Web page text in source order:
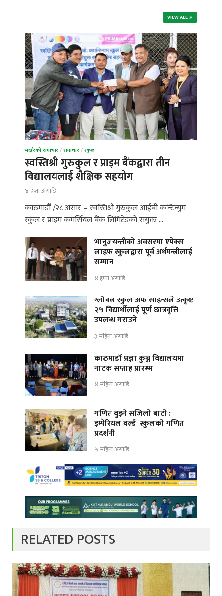
VIEW ALL
भर्खरको समाचार/समाचार/स्कुल
स्वस्तिश्री गुरुकुल र प्राइम बैंकद्वारा तीन
विद्यालयलाई शैक्षिक सहयोग
४ हप्ता अगाडि
काठमाडौँ /२८ असार – स्वस्तिश्री गुरुकुल आईबी कन्टिन्युम
स्कुल र प्राइम कमर्सियल बैंक लिमिटेडको संयुक्त …
भानुजयन्तीको अवसरमा एपेक्स
लाइफ स्कुलद्वारा पूर्व अर्थमन्त्रीलाई
सम्मान
४ हप्ता अगाडि
ग्लोबल स्कुल अफ साइन्सले उत्कृष्ट
२५ विद्यार्थीलाई पूर्ण छात्रवृत्ति
उपलब्ध गराउने
३ महिना अगाडि
काठमाडौँ प्रज्ञा कुञ्ज विद्यालयमा
नाटक सप्ताह प्रारम्भ
४ महिना अगाडि
गणित बुझ्ने सजिलो बाटो :
इम्पेरियल वर्ल्ड स्कुलको गणित
प्रदर्शनी
५ महिना अगाडि
RELATED POSTS